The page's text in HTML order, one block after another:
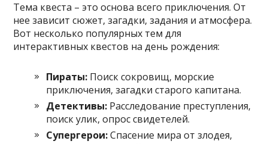
Тема квеста – это основа всего приключения. От
нее зависит сюжет, загадки, задания и атмосфера.
Вот несколько популярных тем для
интерактивных квестов на день рождения:
Пираты: Поиск сокровищ, морские
приключения, загадки старого капитана.
Детективы: Расследование преступления,
поиск улик, опрос свидетелей.
Супергерои:Спасение мира от злодея,